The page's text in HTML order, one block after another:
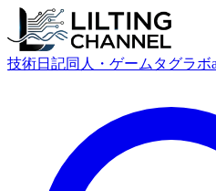
技術日記同人・ゲーム タグラボ